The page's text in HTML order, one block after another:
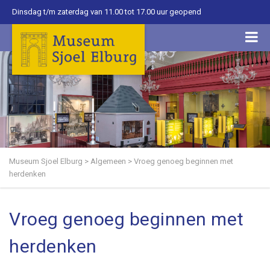
Dinsdag t/m zaterdag van 11.00 tot 17.00 uur geopend
Museum Sjoel Elburg > Algemeen > Vroeg genoeg beginnen met
herdenken
Vroeg genoeg beginnen met
herdenken